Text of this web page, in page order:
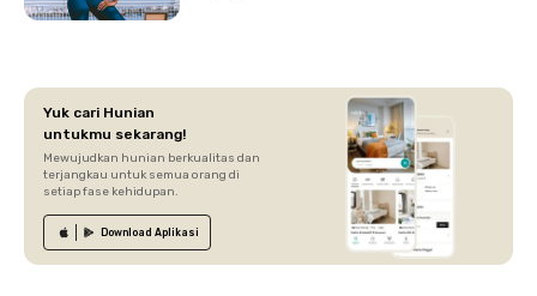
Yuk cari Hunian
untukmu sekarang!
Mewujudkan hunian berkualitas dan
terjangkau untuk semua orang di
setiap fase kehidupan.
Download Aplikasi